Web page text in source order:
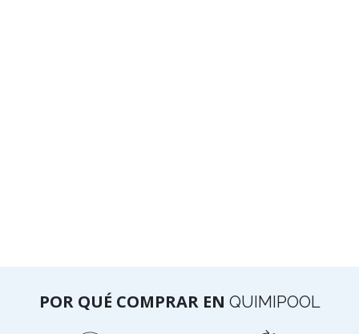
POR QUÉ COMPRAR EN QUIMIPOOL